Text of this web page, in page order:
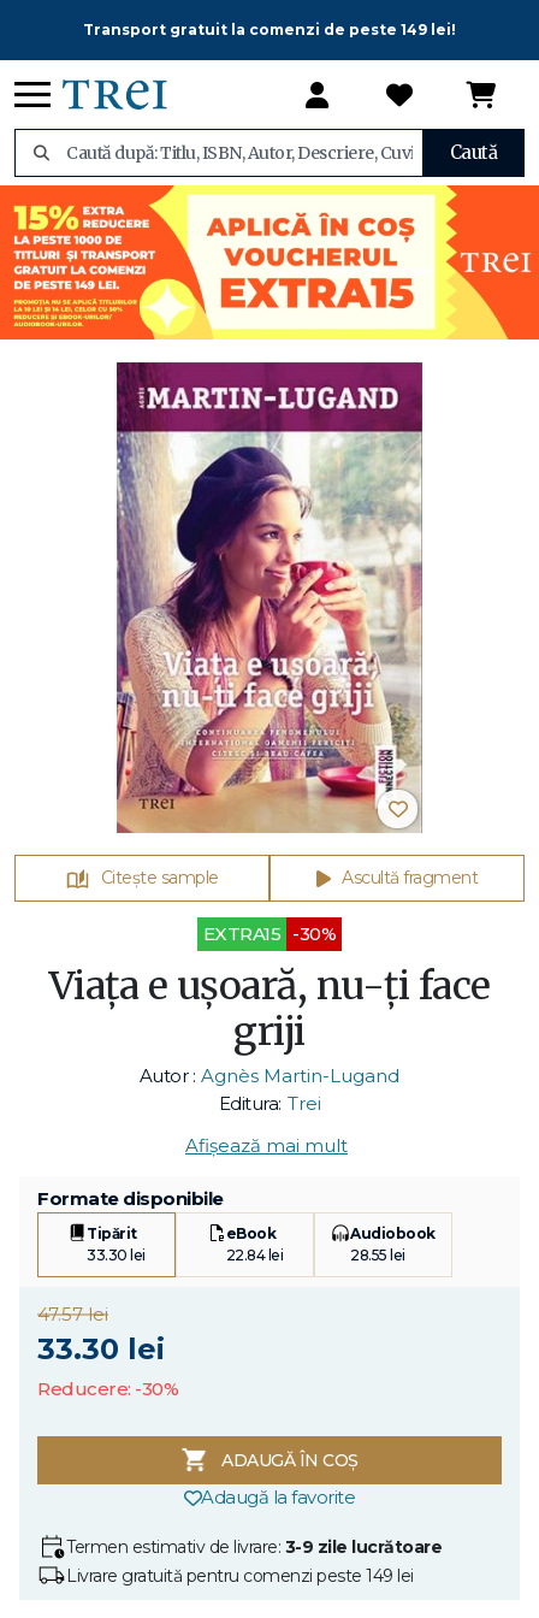
Transport gratuit la comenzi de peste 149 lei!
Caută
Citește sample Ascultă fragment
EXTRA15 -30%
Viața e ușoară, nu-ți face
griji
Autor : Agnès Martin-Lugand
Editura: Trei
Afișează mai mult
Formate disponibile
Tipărit
33.30 lei
eBook
22.84 lei
Audiobook
28.55 lei
47.57 lei
33.30 lei
Reducere: -30%
ADAUGĂ ÎN COȘ
Adaugă la favorite
Termen estimativ de livrare: 3-9 zile lucrătoare
Livrare gratuită pentru comenzi peste 149 lei